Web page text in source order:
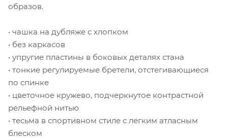
образов.
• чашка на дубляже с хлопком
• без каркасов
• упругие пластины в боковых деталях стана
• тонкие регулируемые бретели, отстегивающиеся
по спинке
• цветочное кружево, подчеркнутое контрастной
рельефной нитью
• тесьма в спортивном стиле с легким атласным
блеском